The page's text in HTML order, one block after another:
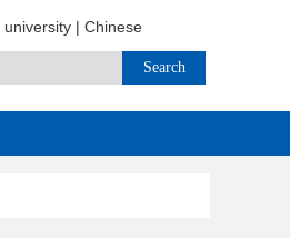
university | Chinese